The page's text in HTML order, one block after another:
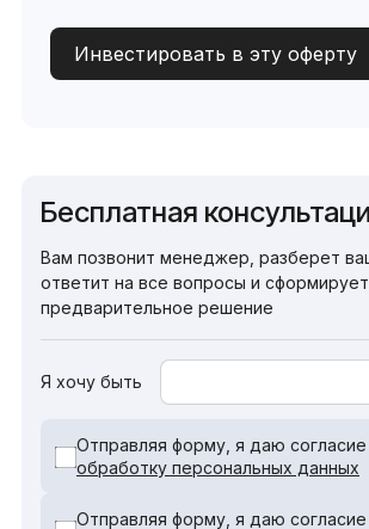
Инвестировать в эту оферту
Бесплатная
Вам позвонит менеджер, разберет
ответит на все вопросы и сформирует
предварительное решение
Я хочу быть
Отправляя форму, я даю согласие
обработку персональных данных
Отправляя форму, я даю согласие